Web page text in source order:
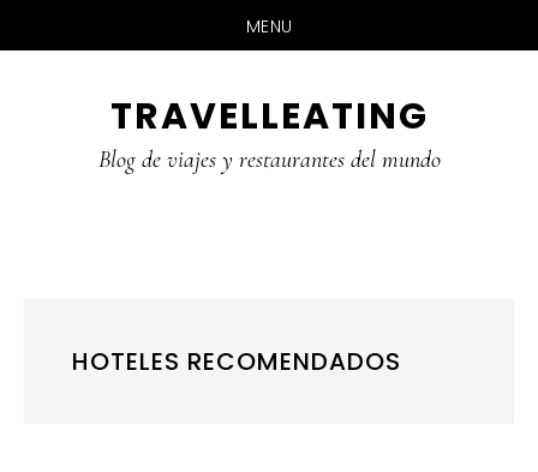
MENU
TRAVELLEATING
Blog de viajes y restaurantes del mundo
HOTELES RECOMENDADOS